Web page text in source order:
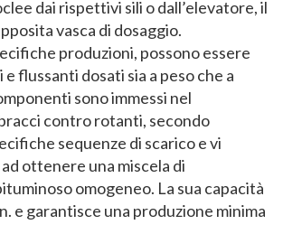
dai rispettivi sili o dall’elevatore, il
vasca di dosaggio.
produzioni, possono essere
flussanti dosati sia a peso che a
sono immessi nel
contro rotanti, secondo
sequenze di scarico e vi
ottenere una miscela di
omogeneo. La sua capacità
e garantisce una produzione minima